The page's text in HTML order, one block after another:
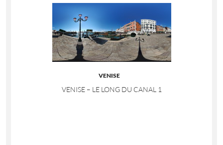
VENISE
VENISE – LE LONG DU CANAL 1